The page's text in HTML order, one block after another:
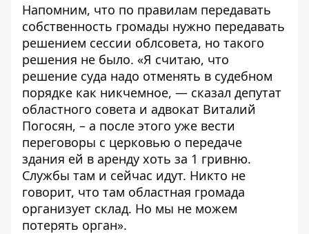
Напомним, что по правилам передавать
собственность громады нужно передавать
решением сессии облсовета, но такого
решения не было. «Я считаю, что
решение суда надо отменять в судебном
порядке как никчемное, — сказал депутат
областного совета и адвокат Виталий
Погосян, – а после этого уже вести
переговоры с церковью о передаче
здания ей в аренду хоть за 1 гривню.
Службы там и сейчас идут. Никто не
говорит, что там областная громада
организует склад. Но мы не можем
потерять орган».